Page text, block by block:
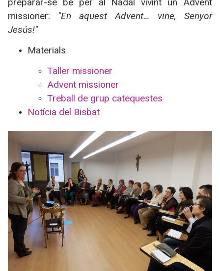
missioner: "En aquest Advent… vine, Senyor
Jesús!"
Materials
Taller missioner
Advent missioner
Treball de grup catequestes
Notícia del Bisbat